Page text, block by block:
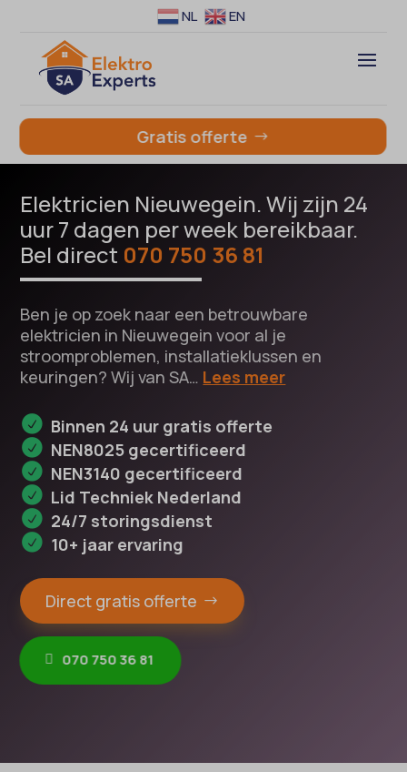
NL EN
Gratis offerte
Elektricien Nieuwegein. Wij zijn 24
uur 7 dagen per week bereikbaar.
Bel direct 070 750 36 81
Ben je op zoek naar een betrouwbare
elektricien in Nieuwegein voor al je
stroomproblemen, installatieklussen en
keuringen? Wij van SA… Lees meer
Binnen 24 uur gratis offerte
NEN8025 gecertificeerd
NEN3140 gecertificeerd
Lid Techniek Nederland
24/7 storingsdienst
10+ jaar ervaring
Direct gratis offerte
070 750 36 81